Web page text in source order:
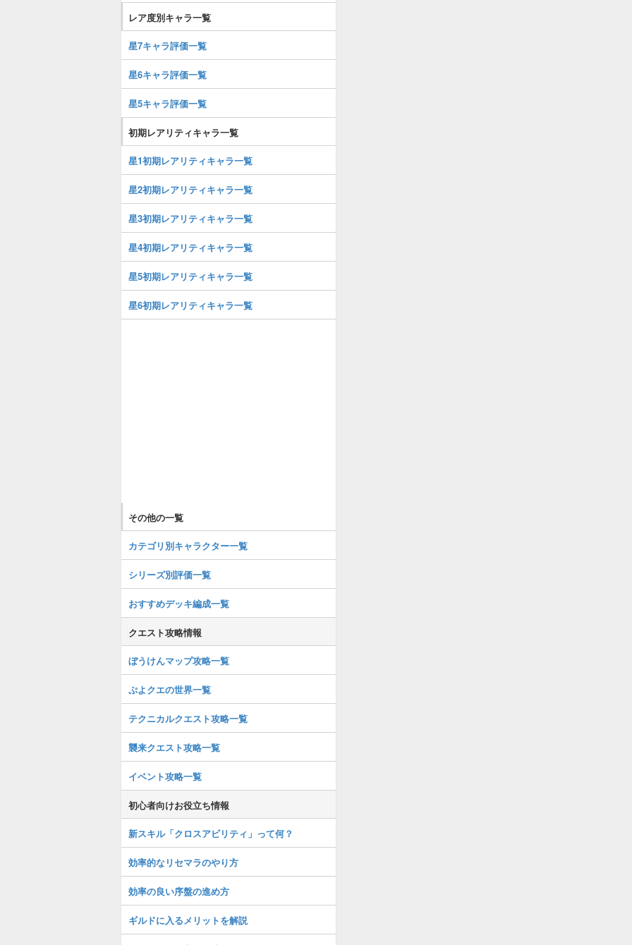
レア度別キャラ一覧
星7キャラ評価一覧
星6キャラ評価一覧
星5キャラ評価一覧
初期レアリティキャラ一覧
星1初期レアリティキャラ一覧
星2初期レアリティキャラ一覧
星3初期レアリティキャラ一覧
星4初期レアリティキャラ一覧
星5初期レアリティキャラ一覧
星6初期レアリティキャラ一覧
その他の一覧
カテゴリ別キャラクター一覧
シリーズ別評価一覧
おすすめデッキ編成一覧
クエスト攻略情報
ぼうけんマップ攻略一覧
ぷよクエの世界一覧
テクニカルクエスト攻略一覧
襲来クエスト攻略一覧
イベント攻略一覧
初心者向けお役立ち情報
新スキル「クロスアビリティ」って何？
効率的なリセマラのやり方
効率の良い序盤の進め方
ギルドに入るメリットを解説